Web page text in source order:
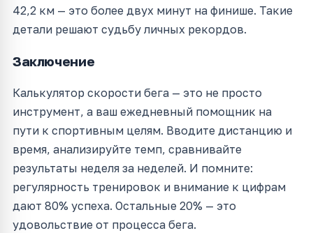
42,2 км — это более двух минут на финише. Такие
детали решают судьбу личных рекордов.
Заключение
Калькулятор скорости бега — это не просто
инструмент, а ваш ежедневный помощник на
пути к спортивным целям. Вводите дистанцию и
время, анализируйте темп, сравнивайте
результаты неделя за неделей. И помните:
регулярность тренировок и внимание к цифрам
дают 80% успеха. Остальные 20% — это
удовольствие от процесса бега.